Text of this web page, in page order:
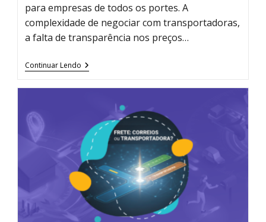
para empresas de todos os portes. A
complexidade de negociar com transportadoras,
a falta de transparência nos preços…
Continuar Lendo Plataforma
De
Guia
Definitivo
Para
Economizar